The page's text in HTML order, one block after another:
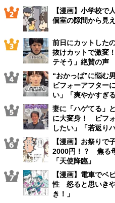
【漫画】小学校
個室の隙間から見
前日にカットした
抜けカットで激変
テそう」絶賛の声
“おかっぱ”に悩む
ビフォーアフター
い」「爽やかすぎ
妻に「ハゲてる」
に大変身！ ビフ
したい」「若返り
【漫画】お祭りで
2000円！？ 焦る
「天使降臨」
【漫画】電車でベ
性 怒ると思いき
き！」